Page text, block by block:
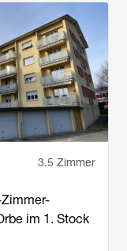
3.5 Zimmer
im 1. Stock